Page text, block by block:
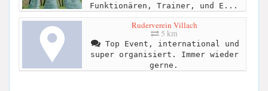
Funktionären, Trainer, und E...
Ruderverein Villach
5 km
Top Event, international und
super organisiert. Immer wieder
gerne.